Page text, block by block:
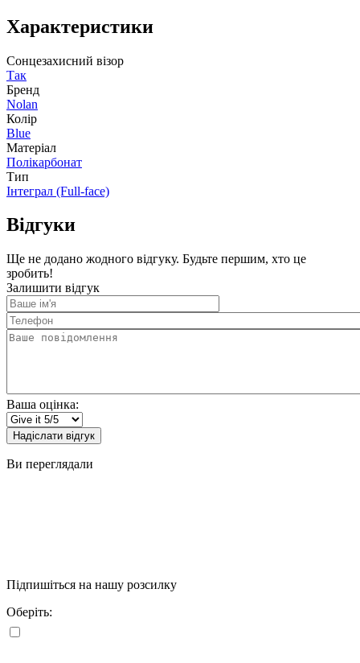
Характеристики
Сонцезахисний візор
Так
Бренд
Nolan
Колір
Blue
Матеріал
Полікарбонат
Тип
Інтеграл (Full-face)
Відгуки
Ще не додано жодного відгуку. Будьте першим, хто це
зробить!
Залишити відгук
Ваше
ім'я
Телефон
Ваше
Ваша оцінка:
Надіслати відгук
Ви переглядали
Підпишіться на нашу розсилку
Оберіть: